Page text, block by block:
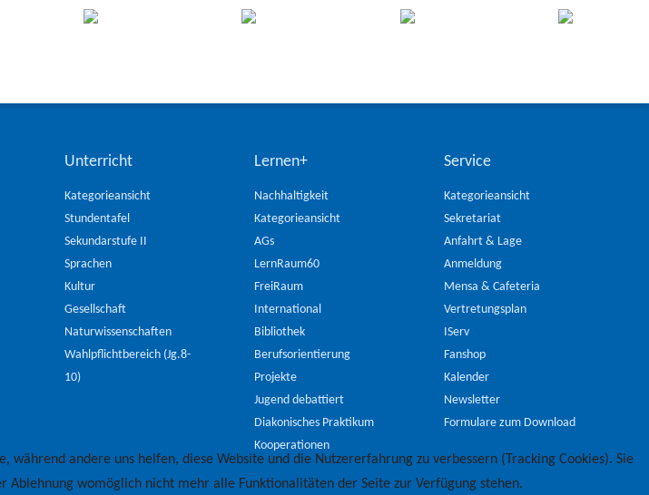
Unterricht
Kategorieansicht
Stundentafel
Sekundarstufe II
Sprachen
Kultur
Gesellschaft
Naturwissenschaften
Wahlpflichtbereich (Jg.8-
10)
Lernen+
Nachhaltigkeit
Kategorieansicht
AGs
LernRaum60
FreiRaum
International
Bibliothek
Berufsorientierung
Projekte
Jugend debattiert
Diakonisches Praktikum
Kooperationen
Service
Kategorieansicht
Sekretariat
Anfahrt & Lage
Anmeldung
Mensa & Cafeteria
Vertretungsplan
IServ
Fanshop
Kalender
Newsletter
Formulare zum Download
andere uns helfen, diese Website und die Nutzererfahrung zu verbessern (Tracking Cookies). Sie
Ablehnung womöglich nicht mehr alle Funktionalitäten der Seite zur Verfügung stehen.